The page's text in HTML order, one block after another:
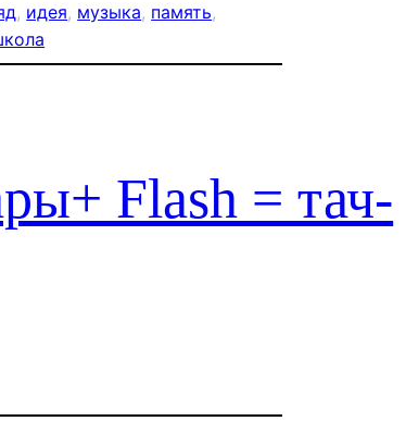
, идея, музыка, память
Flash = тач-